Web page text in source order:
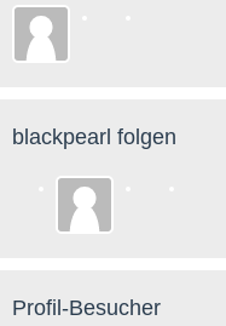
blackpearl folgen
Profil-Besucher